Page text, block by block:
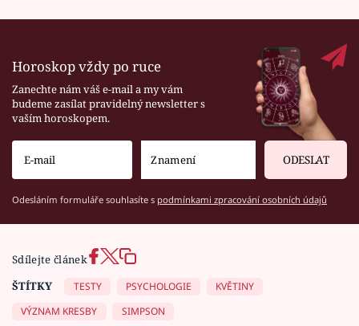
Horoskop vždy po ruce
Zanechte nám váš e-mail a my vám
budeme zasílat pravidelný newsletter s
vaším horoskopem.
ODESLAT
Odesláním formuláře souhlasíte s podmínkami zpracování osobních údajů
Sdílejte článek
ŠTÍTKY
TESTY PSYCHOLOGIE
KVĚTINY
VÝZNAM KRESBY
SIMPSON